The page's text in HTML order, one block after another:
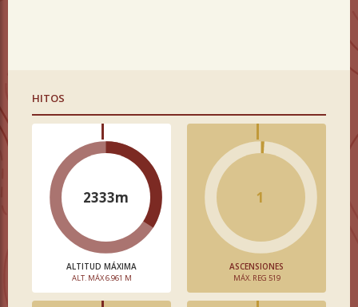
HITOS
2333m
ALTITUD MÁXIMA
ALT. MÁX 6.961 M
1
ASCENSIONES
MÁX. REG 519